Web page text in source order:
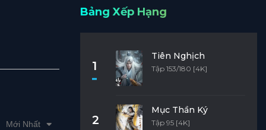
Mới Nhất
Bảng Xếp Hạng
1
Tiên Nghịch
Tập 153/180 [4K]
2
Mục Thần Ký
Tập 95 [4K]